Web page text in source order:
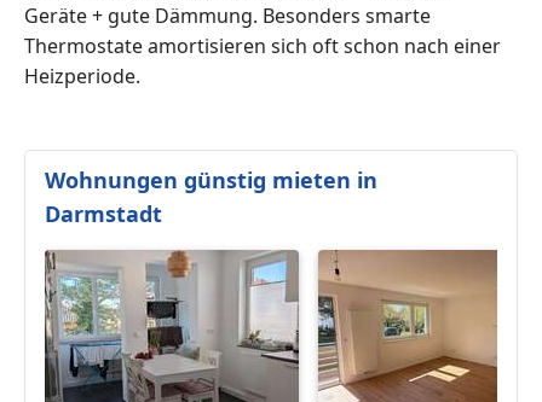
Geräte + gute Dämmung. Besonders smarte
Thermostate amortisieren sich oft schon nach einer
Heizperiode.
Wohnungen günstig mieten in
Darmstadt